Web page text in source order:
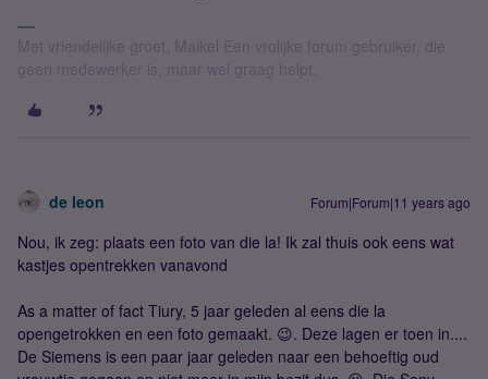
Met vriendelijke groet, Maikel Een vrolijke forum gebruiker, die
geen medewerker is, maar wel graag helpt.
de leon Forum|Forum|11 years ago
Nou, ik zeg: plaats een foto van die la! Ik zal thuis ook eens wat
kastjes opentrekken vanavond
As a matter of fact Tiury, 5 jaar geleden al eens die la
opengetrokken en een foto gemaakt. 😉. Deze lagen er toen in....
De Siemens is een paar jaar geleden naar een behoeftig oud